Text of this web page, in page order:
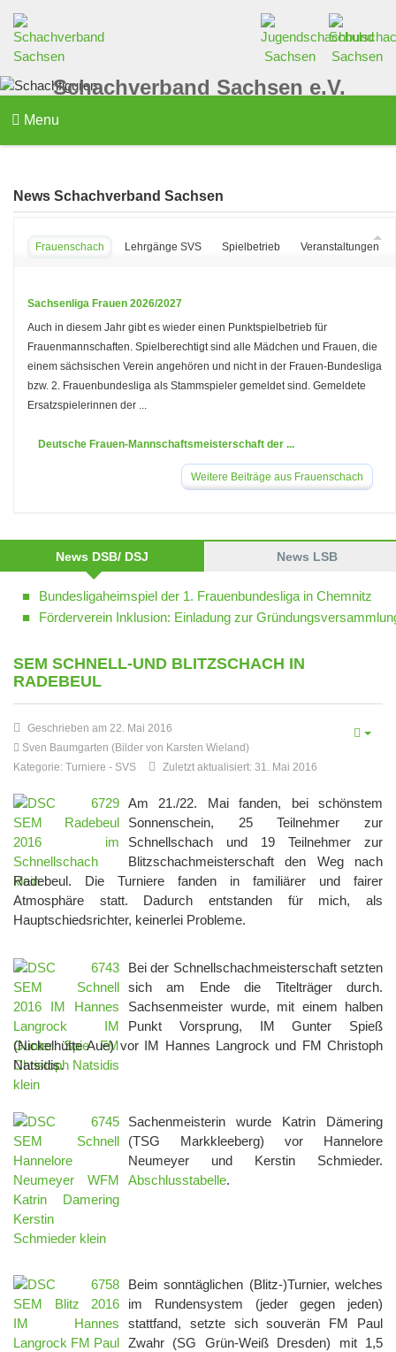
Schachverband Sachsen e.V.
Menu
News Schachverband Sachsen
Frauenschach Lehrgänge SVS Spielbetrieb Veranstaltungen
Sachsenliga Frauen 2026/2027
Auch in diesem Jahr gibt es wieder einen Punktspielbetrieb für
Frauenmannschaften. Spielberechtigt sind alle Mädchen und Frauen, die
einem sächsischen Verein angehören und nicht in der Frauen-Bundesliga
bzw. 2. Frauenbundesliga als Stammspieler gemeldet sind. Gemeldete
Ersatzspielerinnen der ...
Deutsche Frauen-Mannschaftsmeisterschaft der ...
Weitere Beiträge aus Frauenschach
News DSB/ DSJ News LSB
Bundesligaheimspiel der 1. Frauenbundesliga in Chemnitz
Förderverein Inklusion: Einladung zur
SEM SCHNELL-UND BLITZSCHACH IN
RADEBEUL
Geschrieben am 22. Mai 2016
Sven Baumgarten (Bilder von Karsten Wieland)
Kategorie: Turniere - SVS Zuletzt aktualisiert: 31. Mai 2016
Am 21./22. Mai fanden, bei schönstem
Sonnenschein, 25 Teilnehmer zur
Schnellschach und 19 Teilnehmer zur
Blitzschachmeisterschaft den Weg nach
Radebeul. Die Turniere fanden in familiärer und fairer
Atmosphäre statt. Dadurch entstanden für mich, als
Hauptschiedsrichter, keinerlei Probleme.
Bei der Schnellschachmeisterschaft setzten
sich am Ende die Titelträger durch.
Sachsenmeister wurde, mit einem halben
Punkt Vorsprung, IM Gunter Spieß
(Nickelhütte Aue) vor IM Hannes Langrock und FM Christoph
Natsidis.
Sachenmeisterin wurde Katrin Dämering
(TSG Markkleeberg) vor Hannelore
Neumeyer und Kerstin Schmieder.
Abschlusstabelle.
Beim sonntäglichen (Blitz-)Turnier, welches
im Rundensystem (jeder gegen jeden)
stattfand, setzte sich souverän FM Paul
Zwahr (SG Grün-Weiß Dresden) mit 1,5